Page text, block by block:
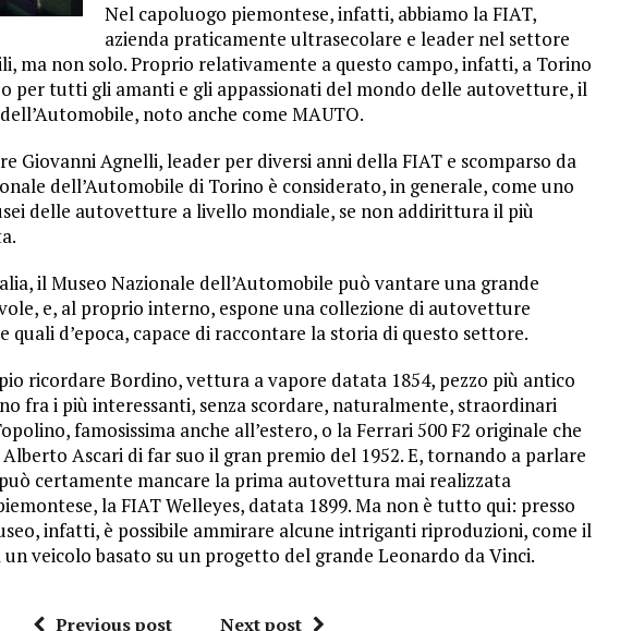
Nel capoluogo piemontese, infatti, abbiamo la FIAT,
azienda praticamente ultrasecolare e leader nel settore
ma non solo. Proprio relativamente a questo campo, infatti, a Torino
per tutti gli amanti e gli appassionati del mondo delle autovetture, il
noto anche come MAUTO.
Agnelli, leader per diversi anni della FIAT e scomparso da
dell’Automobile di Torino è considerato, in generale, come uno
delle autovetture a livello mondiale, se non addirittura il più
il Museo Nazionale dell’Automobile può vantare una grande
e, al proprio interno, espone una collezione di autovetture
d’epoca, capace di raccontare la storia di questo settore.
ricordare Bordino, vettura a vapore datata 1854, pezzo più antico
fra i più interessanti, senza scordare, naturalmente, straordinari
famosissima anche all’estero, o la Ferrari 500 F2 originale che
Ascari di far suo il gran premio del 1952. E, tornando a parlare
certamente mancare la prima autovettura mai realizzata
la FIAT Welleyes, datata 1899. Ma non è tutto qui: presso
infatti, è possibile ammirare alcune intriganti riproduzioni, come il
veicolo basato su un progetto del grande Leonardo da Vinci.
Previous post Next post